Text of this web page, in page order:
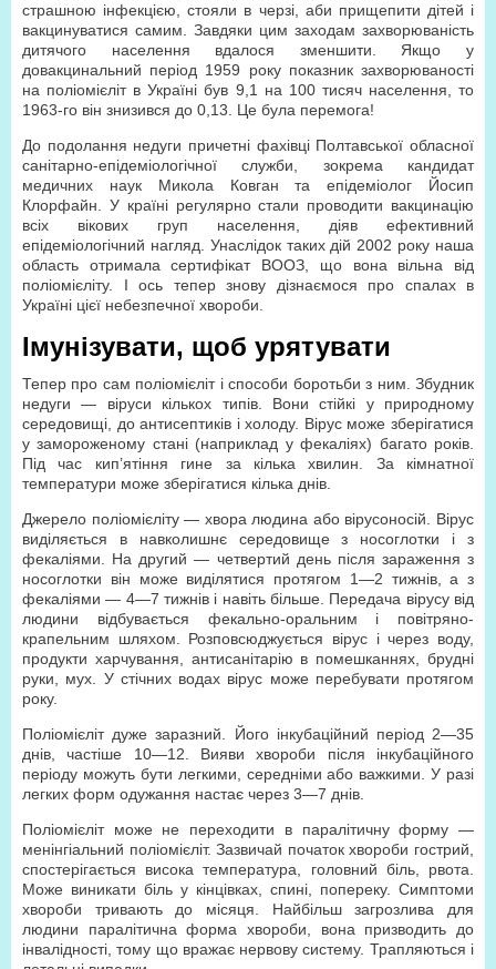
страшною інфекцією, стояли в черзі, аби прищепити дітей і
вакцинуватися самим. Завдяки цим заходам захворюваність
дитячого населення вдалося зменшити. Якщо у
довакцинальний період 1959 року показник захворюваності
на поліомієліт в Україні був 9,1 на 100 тисяч населення, то
1963-го він знизився до 0,13. Це була перемога!
До подолання недуги причетні фахівці Полтавської обласної
санітарно-епідеміологічної служби, зокрема кандидат
медичних наук Микола Ковган та епідеміолог Йосип
Клорфайн. У країні регулярно стали проводити вакцинацію
всіх вікових груп населення, діяв ефективний
епідеміологічний нагляд. Унаслідок таких дій 2002 року наша
область отримала сертифікат ВООЗ, що вона вільна від
поліомієліту. І ось тепер знову дізнаємося про спалах в
Україні цієї небезпечної хвороби.
Імунізувати, щоб урятувати
Тепер про сам поліомієліт і способи боротьби з ним. Збудник
недуги — віруси кількох типів. Вони стійкі у природному
середовищі, до антисептиків і холоду. Вірус може зберігатися
у замороженому стані (наприклад у фекаліях) багато років.
Під час кип’ятіння гине за кілька хвилин. За кімнатної
температури може зберігатися кілька днів.
Джерело поліомієліту — хвора людина або вірусоносій. Вірус
виділяється в навколишнє середовище з носоглотки і з
фекаліями. На другий — четвертий день після зараження з
носоглотки він може виділятися протягом 1—2 тижнів, а з
фекаліями — 4—7 тижнів і навіть більше. Передача вірусу від
людини відбувається фекально-оральним і повітряно-
крапельним шляхом. Розповсюджується вірус і через воду,
продукти харчування, антисанітарію в помешканнях, брудні
руки, мух. У стічних водах вірус може перебувати протягом
року.
Поліомієліт дуже заразний. Його інкубаційний період 2—35
днів, частіше 10—12. Вияви хвороби після інкубаційного
періоду можуть бути легкими, середніми або важкими. У разі
легких форм одужання настає через 3—7 днів.
Поліомієліт може не переходити в паралітичну форму —
менінгіальний поліомієліт. Зазвичай початок хвороби гострий,
спостерігається висока температура, головний біль, рвота.
Може виникати біль у кінцівках, спині, попереку. Симптоми
хвороби тривають до місяця. Найбільш загрозлива для
людини паралітична форма хвороби, вона призводить до
інвалідності, тому що вражає нервову систему. Трапляються і